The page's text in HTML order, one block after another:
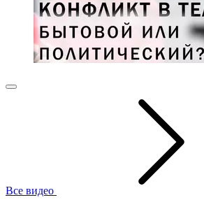
Все видео